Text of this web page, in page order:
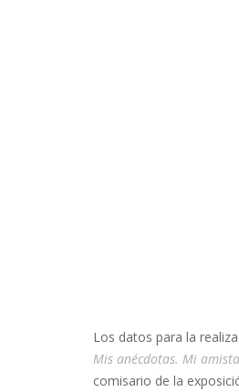
Los datos para la
Mis anécdotas. Mi
comisario de la